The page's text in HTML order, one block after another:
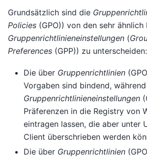
Grundsätzlich sind die
Policies (GPO)) von den sehr ähnlich
Gruppenrichtlinieneinstellungen (
Preferences (GPP)) zu unterscheiden:
Die über Gruppenrichtlinien
Vorgaben sind bindend,
Gruppenrichtlinieneinstellungen
Präferenzen in die Registry von
eintragen lassen, die aber unter
Client überschrieben werden
Die über Gruppenrichtlinien